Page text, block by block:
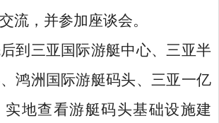
流，并参加座谈会。
到三亚国际游艇中心、三亚半
鸿洲国际游艇码头、三亚一亿
实地查看游艇码头基础设施建